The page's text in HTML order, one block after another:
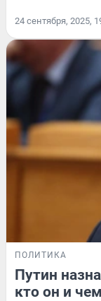
24 сентября, 2025,
ПОЛИТИКА
Путин
кто он и